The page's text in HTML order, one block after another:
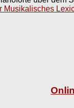
Musikalisches